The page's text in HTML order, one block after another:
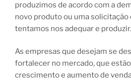
produzimos de acordo com a
novo produto ou uma solicitação
tentamos nos adequar e produzir.
As empresas que desejam se
fortalecer no mercado, que
crescimento e aumento de